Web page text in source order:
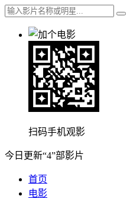
扫码手机观影
今日更新“4”部影片
首页
电影